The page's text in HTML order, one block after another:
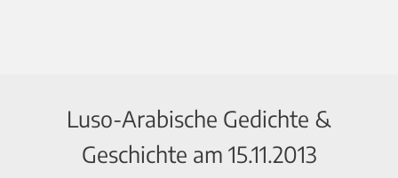
Luso-Arabische Gedichte &
Geschichte am 15.11.2013